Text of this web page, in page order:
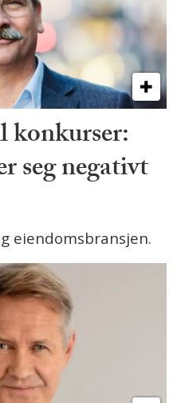
konkurser:
seg negativt
eiendomsbransjen.